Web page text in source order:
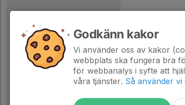
Godkänn kakor
Vi använder oss av kakor
webbplats ska fungera bra
för webbanalys i syfte att
våra tjänster. Så använder vi